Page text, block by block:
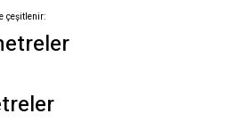
çeşitlenir: